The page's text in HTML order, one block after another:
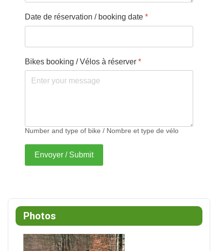
Date de réservation / booking date *
Bikes booking / Vélos à réserver *
Number and type of bike / Nombre et type de vélo
Envoyer / Submit
Photos